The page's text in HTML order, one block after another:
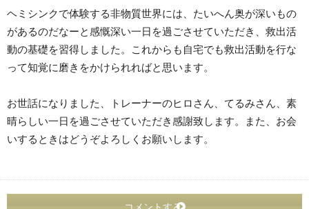
ヘミシンクで体験する非物質世界には、たいへん奥が深いもの
があるのだなーと感慨深い一日を過ごさせていただき、救出活
動の基礎を習得しました。これからも自宅でも救出活動を行な
って知覚に磨きをかけられればと思います。
お世話になりました、トレーナーのヒロさん、てるみさん、素
晴らしい一日を過ごさせていただき感謝致します。また、お会
いするときはどうぞよろしくお願いします。
コメントする